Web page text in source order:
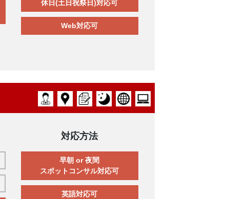
休日(土日祝祭日)対応可
Web対応可
対応方法
早朝 or 夜間
スポットコンサル対応可
英語対応可